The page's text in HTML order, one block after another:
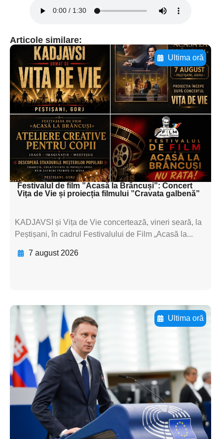
Articole similare:
Ultima oră
Adaugă aici textul pentru
subtitluAdaugă aici
textul pentru
subtitluAdaugă aici
textul pentru
subtitluAdaugă aici
textul pentru subti
Festivalul de film ”Acasă la Brâncuși”: Concert
Vița de Vie și proiecția filmului ”Cravata galbenă”
KADJAVSI și Vița de Vie concertează, vineri seară, la
Peștișani, în cadrul Festivalului de Film „Acasă la...
7 august 2026
Ultima oră
Adaugă aici textul pentru
subtitluAdaugă aici
textul pentru
subtitluAdaugă aici
textul pentru
subtitluAdaugă aici
textul pentru subti